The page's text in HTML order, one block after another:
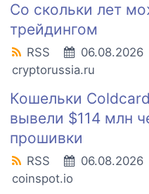
Со скольки лет
трейдингом
RSS 06.08.2026
cryptorussia.ru
Кошельки
вывели $114 млн
прошивки
RSS 06.08.2026
coinspot.io